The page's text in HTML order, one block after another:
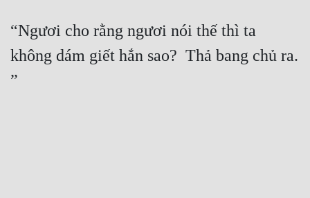
“Ngươi cho rằng ngươi nói thế thì ta
không dám giết hắn sao?  Thả bang chủ ra.